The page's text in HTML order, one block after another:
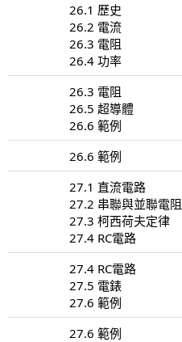
26.1 歷史
26.2 電流
26.3 電阻
26.4 功率
26.3 電阻
26.5 超導體
26.6 範例
26.6 範例
27.1 直流電路
27.2 串聯與並聯電阻
27.3 柯西荷夫定律
27.4 RC電路
27.4 RC電路
27.5 電錶
27.6 範例
27.6 範例